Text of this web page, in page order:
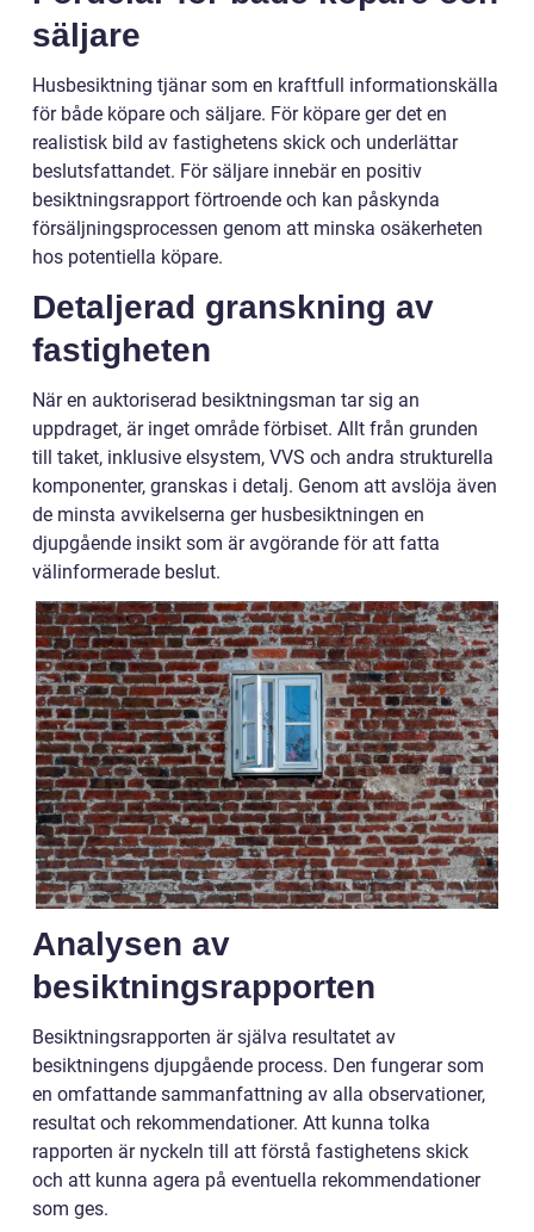
säljare
Husbesiktning tjänar som en kraftfull informationskälla
för både köpare och säljare. För köpare ger det en
realistisk bild av fastighetens skick och underlättar
beslutsfattandet. För säljare innebär en positiv
besiktningsrapport förtroende och kan påskynda
försäljningsprocessen genom att minska osäkerheten
hos potentiella köpare.
Detaljerad granskning av
fastigheten
När en auktoriserad besiktningsman tar sig an
uppdraget, är inget område förbiset. Allt från grunden
till taket, inklusive elsystem, VVS och andra strukturella
komponenter, granskas i detalj. Genom att avslöja även
de minsta avvikelserna ger husbesiktningen en
djupgående insikt som är avgörande för att fatta
välinformerade beslut.
Analysen av
besiktningsrapporten
Besiktningsrapporten är själva resultatet av
besiktningens djupgående process. Den fungerar som
en omfattande sammanfattning av alla observationer,
resultat och rekommendationer. Att kunna tolka
rapporten är nyckeln till att förstå fastighetens skick
och att kunna agera på eventuella rekommendationer
som ges.